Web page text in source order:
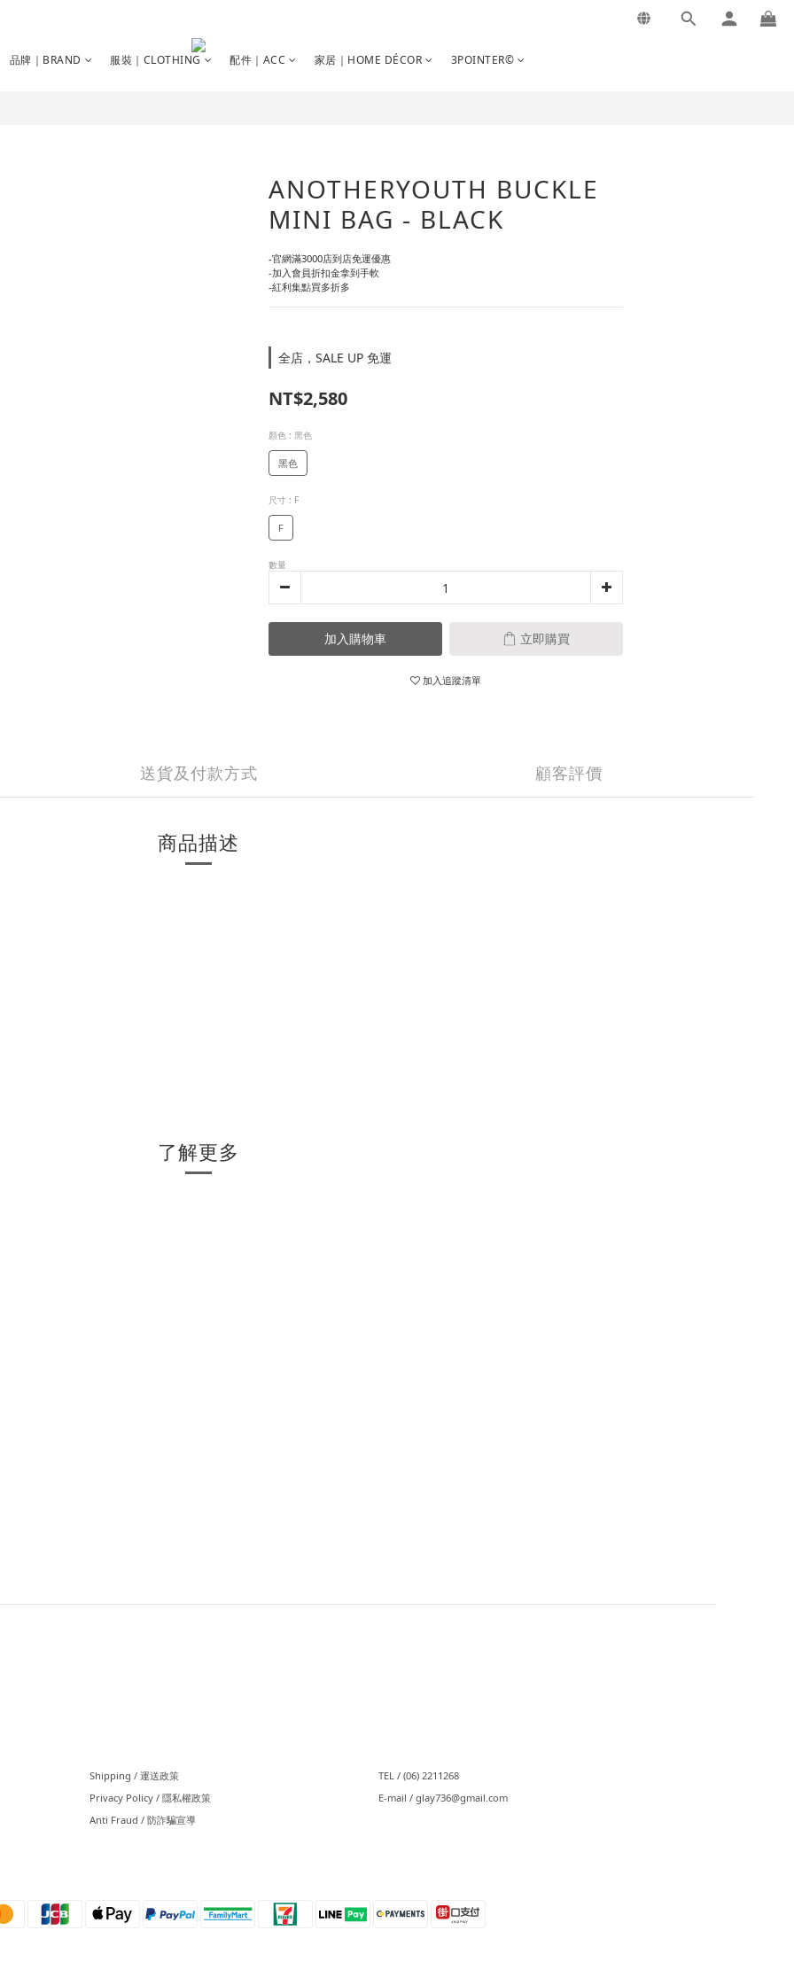
品牌｜BRAND 服裝｜CLOTHING 配件｜ACC 家居｜HOME DÉCOR 3POINTER©
ANOTHERYOUTH BUCKLE
MINI BAG - BLACK
-官網滿3000店到店免運優惠
-加入會員折扣金拿到手軟
-紅利集點買多折多
全店，SALE UP 免運
NT$2,580
顏色 : 黑色
黑色
尺寸 : F
F
數量
加入購物車 立即購買
加入追蹤清單
送貨及付款方式 顧客評價
商品描述
了解更多
立即購買
Shipping / 運送政策
Privacy Policy / 隱私權政策
Anti Fraud / 防詐騙宣導
TEL / (06) 2211268
E-mail / glay736@gmail.com⠀⠀